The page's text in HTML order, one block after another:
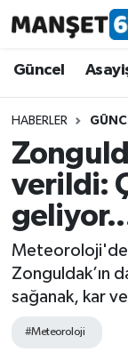
Güncel
HABERLER
verildi:
Zonguldak’ın
sağanak, kar
#Meteoroloji
Güncel
Asayiş
Siyaset
Spor
Eğitim
Ekonomi
Kültür-